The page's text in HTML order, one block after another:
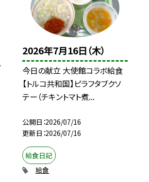
2026年7月16日（木）
今日の献立 大使館コラボ給食
【トルコ共和国】ピラフタブクソ
テー（チキントマト煮...
公開日 2026/07/16
更新日 2026/07/16
給食日記
給食